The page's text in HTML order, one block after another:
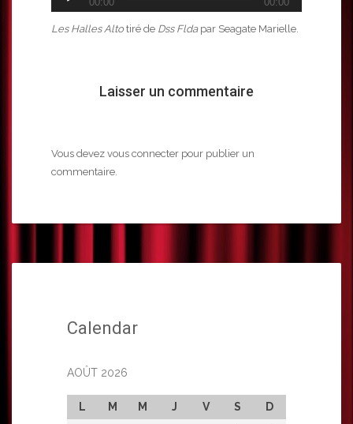
Les Halles Altotiré de Dss Fldapar Seagate Marielle.
Laisser un commentaire
Vous devez vous connecter pour publier un
commentaire.
Calendar
AOÛT 2026
L M M J V S
D